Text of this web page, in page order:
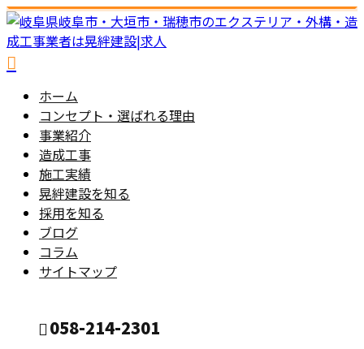
ホーム
コンセプト・選ばれる理由
事業紹介
造成工事
施工実績
晃絆建設を知る
採用を知る
ブログ
コラム
サイトマップ
058-214-2301